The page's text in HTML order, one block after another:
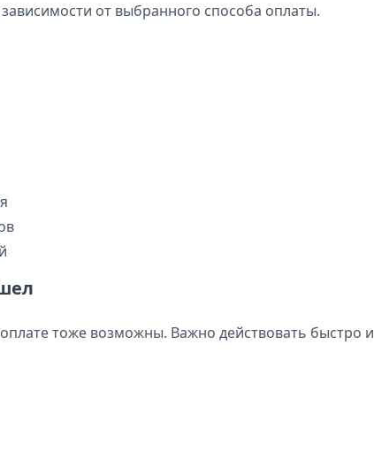
от выбранного способа оплаты.
тоже возможны. Важно действовать быстро и